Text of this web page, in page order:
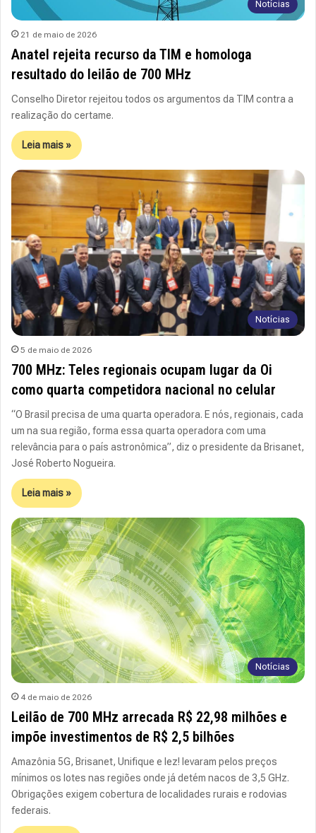
Notícias
21 de maio de 2026
Anatel rejeita recurso da TIM e homologa
resultado do leilão de 700 MHz
Conselho Diretor rejeitou todos os argumentos da TIM contra a
realização do certame.
Leia mais »
Notícias
5 de maio de 2026
700 MHz: Teles regionais ocupam lugar da Oi
como quarta competidora nacional no celular
“O Brasil precisa de uma quarta operadora. E nós, regionais, cada
um na sua região, forma essa quarta operadora com uma
relevância para o país astronômica”, diz o presidente da Brisanet,
José Roberto Nogueira.
Leia mais »
Notícias
4 de maio de 2026
Leilão de 700 MHz arrecada R$ 22,98 milhões e
impõe investimentos de R$ 2,5 bilhões
Amazônia 5G, Brisanet, Unifique e Iez! levaram pelos preços
mínimos os lotes nas regiões onde já detém nacos de 3,5 GHz.
Obrigações exigem cobertura de localidades rurais e rodovias
federais.